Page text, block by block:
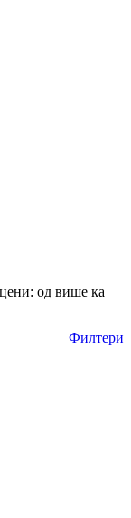
од више ка
Филтери